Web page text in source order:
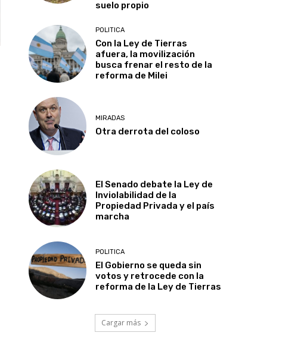
suelo propio
POLITICA
Con la Ley de Tierras
afuera, la movilización
busca frenar el resto de la
reforma de Milei
MIRADAS
Otra derrota del coloso
El Senado debate la Ley de
Inviolabilidad de la
Propiedad Privada y el país
marcha
POLITICA
El Gobierno se queda sin
votos y retrocede con la
reforma de la Ley de Tierras
Cargar más